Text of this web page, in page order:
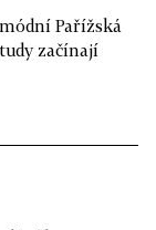
Pařížská
začínají